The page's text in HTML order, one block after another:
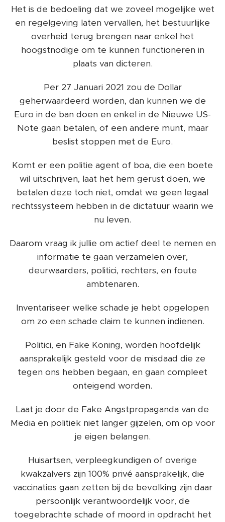
Het is de bedoeling dat we zoveel mogelijke wet
en regelgeving laten vervallen, het bestuurlijke
overheid terug brengen naar enkel het
hoogstnodige om te kunnen functioneren in
plaats van dicteren.
Per 27 Januari 2021 zou de Dollar
geherwaardeerd worden, dan kunnen we de
Euro in de ban doen en enkel in de Nieuwe US-
Note gaan betalen, of een andere munt, maar
beslist stoppen met de Euro.
Komt er een politie agent of boa, die een boete
wil uitschrijven, laat het hem gerust doen, we
betalen deze toch niet, omdat we geen legaal
rechtssysteem hebben in de dictatuur waarin we
nu leven.
Daarom vraag ik jullie om actief deel te nemen en
informatie te gaan verzamelen over,
deurwaarders, politici, rechters, en foute
ambtenaren.
Inventariseer welke schade je hebt opgelopen
om zo een schade claim te kunnen indienen.
Politici, en Fake Koning, worden hoofdelijk
aansprakelijk gesteld voor de misdaad die ze
tegen ons hebben begaan, en gaan compleet
onteigend worden.
Laat je door de Fake Angstpropaganda van de
Media en politiek niet langer gijzelen, om op voor
je eigen belangen.
Huisartsen, verpleegkundigen of overige
kwakzalvers zijn 100% privé aansprakelijk, die
vaccinaties gaan zetten bij de bevolking zijn daar
persoonlijk verantwoordelijk voor, de
toegebrachte schade of moord in opdracht het